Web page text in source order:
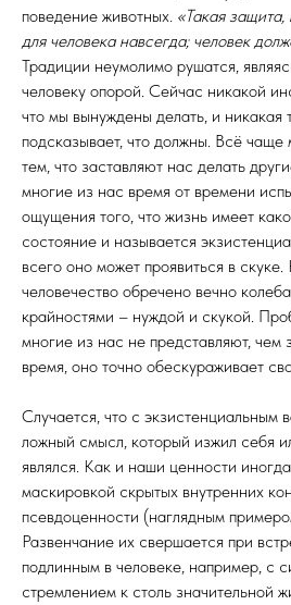
поведение животных. «Такая
для человека навсегда; человек
Традиции неумолимо рушатся,
человеку опорой. Сейчас никакой
что мы вынуждены делать, и никакая
подсказывает, что должны. Всё чаще
тем, что заставляют нас делать
многие из нас время от времени
ощущения того, что жизнь имеет
состояние и называется
всего оно может проявиться в
человечество обречено вечно
крайностями – нуждой и скукой.
многие из нас не представляют, чем
время, оно точно обескураживает
Случается, что с экзистенциальным
ложный смысл, который изжил себя
являлся. Как и наши ценности
маскировкой скрытых внутренних
псевдоценности (наглядным
Развенчание их свершается при
подлинным в человеке, например, с
стремлением к столь значительной